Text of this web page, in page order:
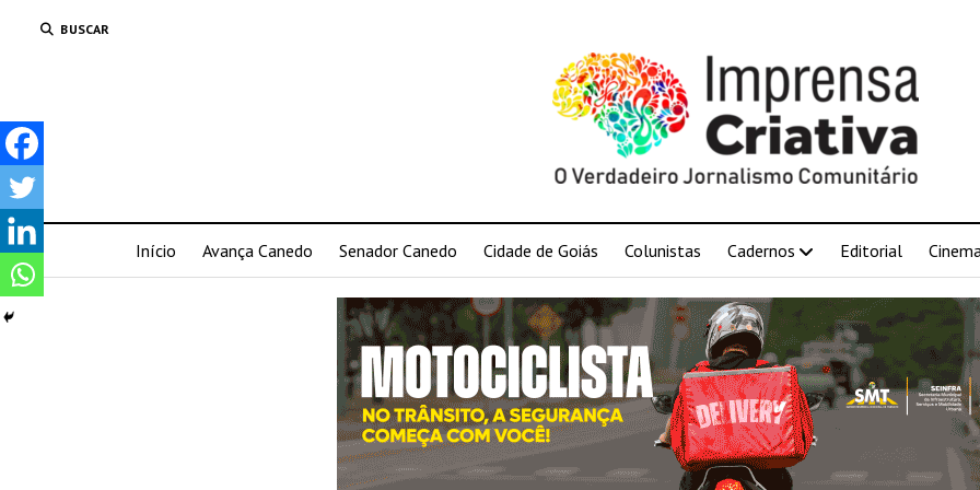
BUSCAR
Início Avança Canedo Senador Canedo Cidade de Goiás Colunistas Cadernos Editorial